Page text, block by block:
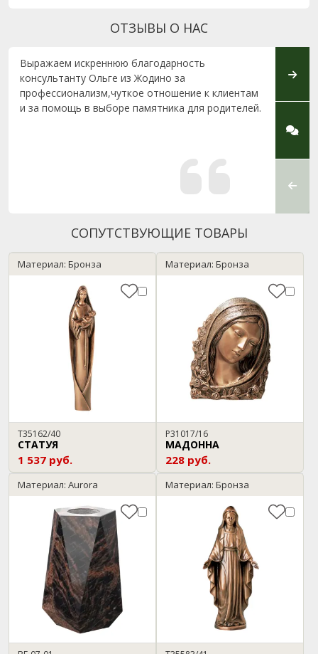
ОТЗЫВЫ О НАС
Выражаем искреннюю благодарность
консультанту Ольге из Жодино за
профессионализм,чуткое отношение к клиентам
и за помощь в выборе памятника для родителей.
с 80-
СОПУТСТВУЮЩИЕ ТОВАРЫ
Материал: Бронза
T35162/40
СТАТУЯ
1 537 руб.
Материал: Бронза
P31017/16
МАДОННА
228 руб.
Материал: Aurora Материал: Бронза